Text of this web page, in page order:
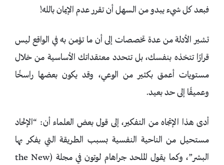
فبعد كل شيء يبدو من السهل أن تقرر عدم الإيمان بالله!
تشير الأدلة من عدة تخصصات إلى أن ما تؤمن به في الواقع ليس
قرارًا تتخذه بنفسك، بل تتحدد معتقداتك الأساسية من خلال
مستويات أعمق بكثير من الوعي، وقد يكون بعضها راسخًا
وعميقًا إلى حد بعيد.
أدى هذا الإتجاه من التفكير، إلى قول بعض العلماء أن: “الإلحاد
مستحيل من الناحية النفسية بسبب الطريقة التي يفكر بها
البشر”، وكما يقول الملحد جراهام لوتون في مجلة (the New